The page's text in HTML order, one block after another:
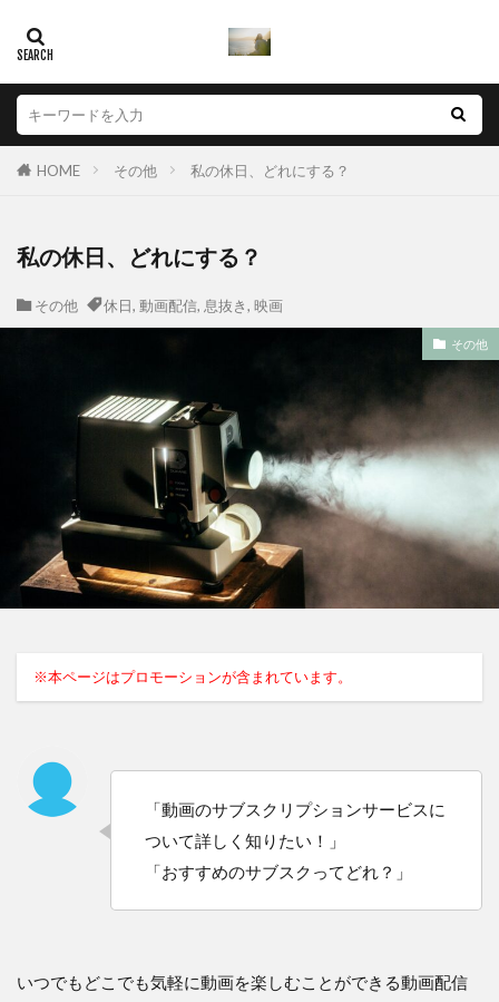
HOME その他 私の休日、どれにする？
私の休日、どれにする？
その他 休日, 動画配信, 息抜き, 映画
その他
※本ページはプロモーションが含まれています。
「動画のサブスクリプションサービスに
ついて詳しく知りたい！」
「おすすめのサブスクってどれ？」
いつでもどこでも気軽に動画を楽しむことができる動画配信